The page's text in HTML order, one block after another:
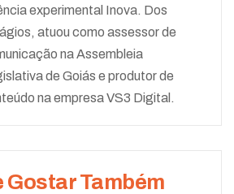
experimental Inova. Dos
atuou como assessor de
na Assembleia
de Goiás e produtor de
na empresa VS3 Digital.
Gostar Também